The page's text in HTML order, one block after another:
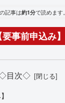
記事は約1分で読めます。
要事前申込み】
目次◇